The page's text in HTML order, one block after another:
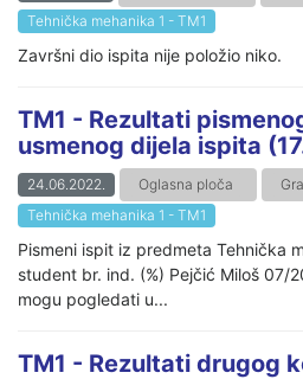
Tehnička mehanika 1 - TM1
Završni dio ispita nije položio niko.
TM1 - Rezultati
usmenog dijela ispita
24.06.2022. Oglasna ploča
Tehnička mehanika 1 - TM1
Pismeni ispit iz predmeta Tehnička
student br. ind. (%) Pejčić Miloš 07/
mogu pogledati u...
TM1 - Rezultati drugog